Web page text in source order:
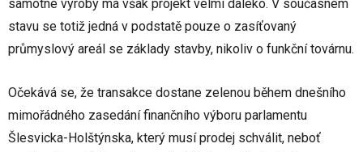
samotné výroby má však projekt velmi daleko. V současném
stavu se totiž jedná v podstatě pouze o zasíťovaný
průmyslový areál se základy stavby, nikoliv o funkční továrnu.
Očekává se, že transakce dostane zelenou během dnešního
mimořádného zasedání finančního výboru parlamentu
Šlesvicka-Holštýnska, který musí prodej schválit, neboť